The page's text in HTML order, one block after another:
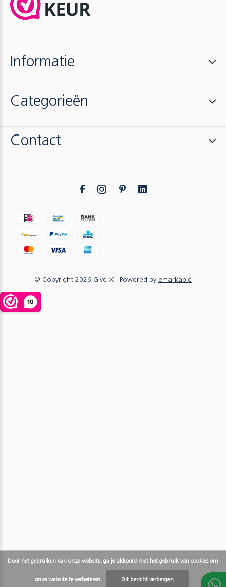
Informatie
Categorieën
Contact
© Copyright 2026 Give-X | Powered by emarkable
Door het gebruiken van onze website, ga je akkoord met het gebruik van cookies om
onze website te verbeteren. Dit bericht verbergen